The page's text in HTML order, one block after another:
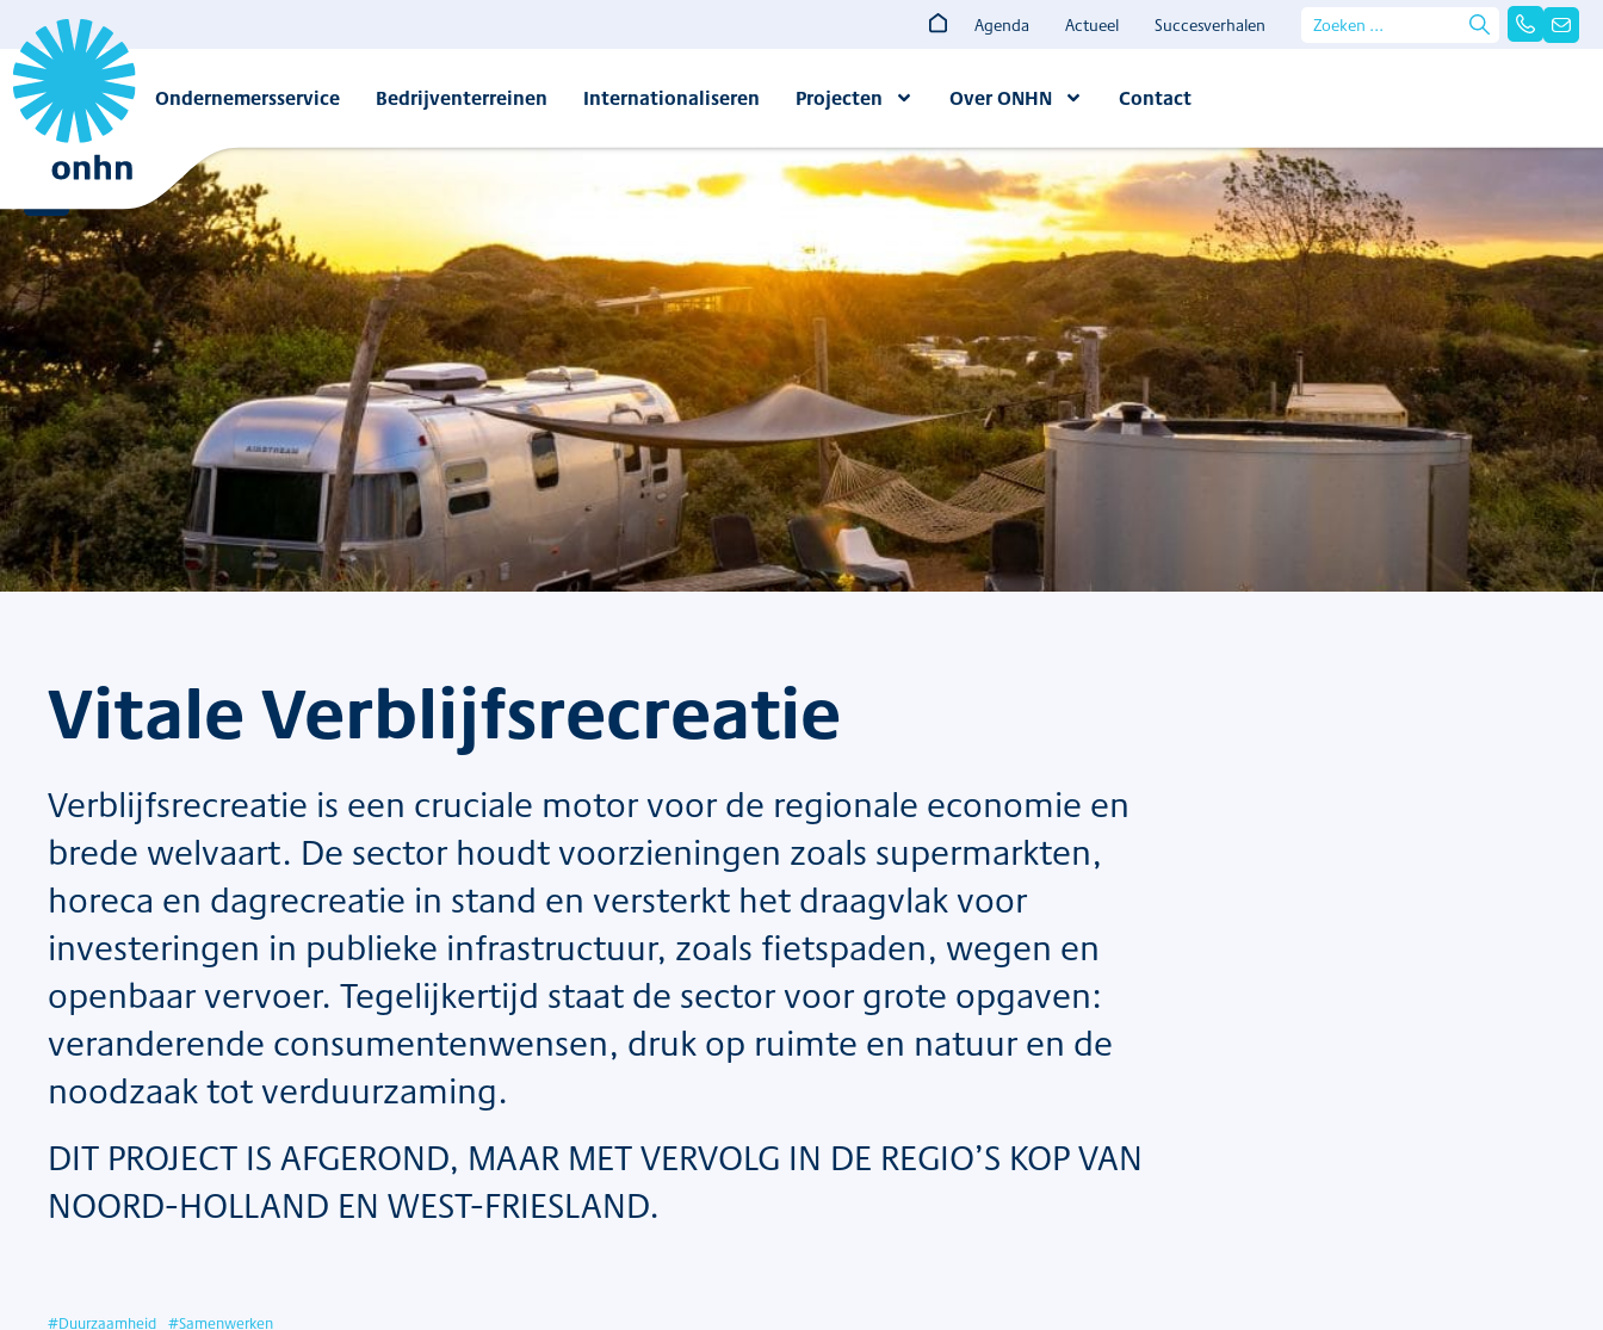
Agenda Actueel Succesverhalen
Ondernemersservice Bedrijventerreinen Internationaliseren Projecten Over ONHN Contact
Overzicht
Vitale Verblijfsrecreatie
Verblijfsrecreatie is een cruciale motor voor de regionale economie en
brede welvaart. De sector houdt voorzieningen zoals supermarkten,
horeca en dagrecreatie in stand en versterkt het draagvlak voor
investeringen in publieke infrastructuur, zoals fietspaden, wegen en
openbaar vervoer. Tegelijkertijd staat de sector voor grote opgaven:
veranderende consumentenwensen, druk op ruimte en natuur en de
noodzaak tot verduurzaming.
DIT PROJECT IS AFGEROND, MAAR MET VERVOLG IN DE REGIO’S KOP VAN
NOORD-HOLLAND EN WEST-FRIESLAND.
#Duurzaamheid #Samenwerken